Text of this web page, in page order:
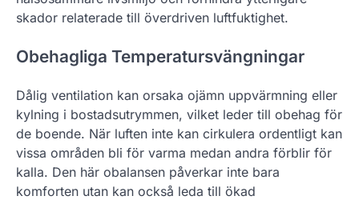
skador relaterade till överdriven luftfuktighet.
Obehagliga Temperatursvängningar
Dålig ventilation kan orsaka ojämn uppvärmning eller
kylning i bostadsutrymmen, vilket leder till obehag för
de boende. När luften inte kan cirkulera ordentligt kan
vissa områden bli för varma medan andra förblir för
kalla. Den här obalansen påverkar inte bara
komforten utan kan också leda till ökad